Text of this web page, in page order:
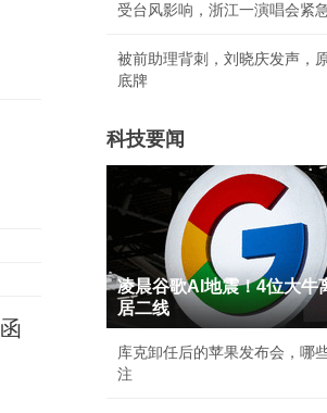
受台风影响，浙江一演唱会紧
被前助理背刺，刘晓庆发声，
底牌
科技要闻
凌晨谷歌AI地震！4位大牛
居二线
库克卸任后的苹果发布会，哪
注